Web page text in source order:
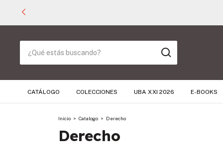
CATÁLOGO COLECCIONES UBA XXI 2026 E-BOOKS
Inicio > Catalogo > Derecho
Derecho